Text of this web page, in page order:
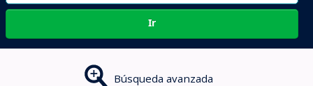
Ir
Búsqueda avanzada